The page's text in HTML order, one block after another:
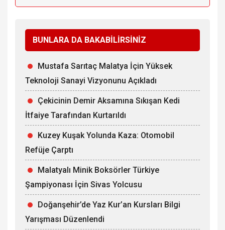
BUNLARA DA BAKABİLİRSİNİZ
Mustafa Sarıtaç Malatya İçin Yüksek
Teknoloji Sanayi Vizyonunu Açıkladı
Çekicinin Demir Aksamına Sıkışan Kedi
İtfaiye Tarafından Kurtarıldı
Kuzey Kuşak Yolunda Kaza: Otomobil
Refüje Çarptı
Malatyalı Minik Boksörler Türkiye
Şampiyonası İçin Sivas Yolcusu
Doğanşehir’de Yaz Kur’an Kursları Bilgi
Yarışması Düzenlendi